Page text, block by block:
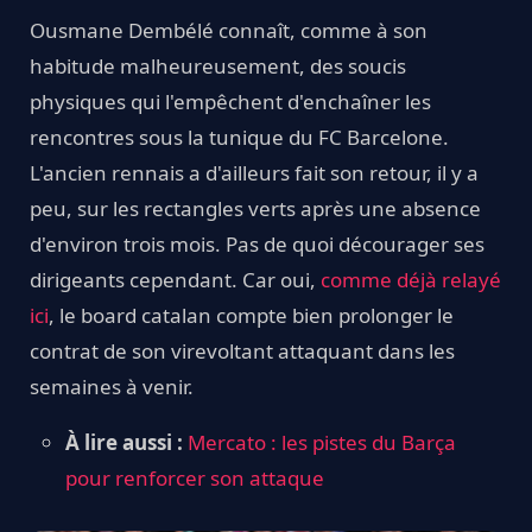
Ousmane Dembélé connaît, comme à son
habitude malheureusement, des soucis
physiques qui l'empêchent d'enchaîner les
rencontres sous la tunique du FC Barcelone.
L'ancien rennais a d'ailleurs fait son retour, il y a
peu, sur les rectangles verts après une absence
d'environ trois mois. Pas de quoi décourager ses
dirigeants cependant. Car oui, comme déjà relayé
ici, le board catalan compte bien prolonger le
contrat de son virevoltant attaquant dans les
semaines à venir.
À lire aussi : Mercato : les pistes du Barça
pour renforcer son attaque